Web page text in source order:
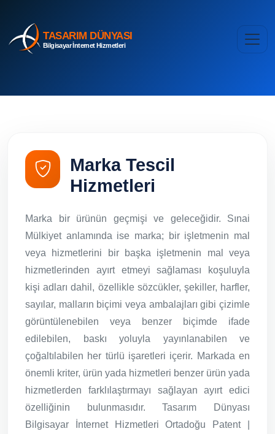
TASARIM DÜNYASI
Bilgisayar İnternet Hizmetleri
Marka Tescil
Hizmetleri
Marka bir ürünün geçmişi ve geleceğidir. Sınai
Mülkiyet anlamında ise marka; bir işletmenin mal
veya hizmetlerini bir başka işletmenin mal veya
hizmetlerinden ayırt etmeyi sağlaması koşuluyla
kişi adları dahil, özellikle sözcükler, şekiller, harfler,
sayılar, malların biçimi veya ambalajları gibi çizimle
görüntülenebilen veya benzer biçimde ifade
edilebilen, baskı yoluyla yayınlanabilen ve
çoğaltılabilen her türlü işaretleri içerir. Markada en
önemli kriter, ürün yada hizmetleri benzer ürün yada
hizmetlerden farklılaştırmayı sağlayan ayırt edici
özelliğinin bulunmasıdır. Tasarım Dünyası
Bilgisayar İnternet Hizmetleri Ortadoğu Patent |